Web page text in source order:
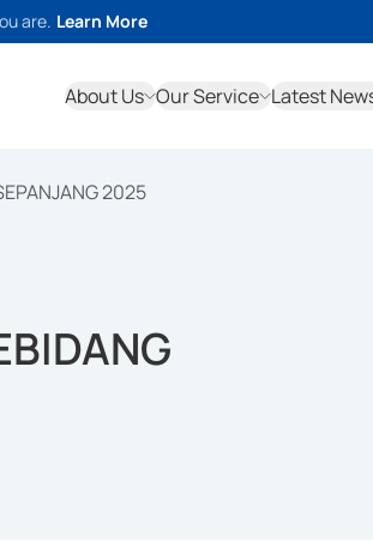
are. Learn More
About Us Our Service Latest
2025